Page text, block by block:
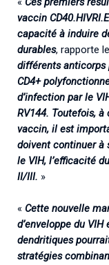
vaccin
capacité à induire
durables, rapporte
différents anticorps
CD4+
d’infection par le
RV144. Toutefois,
vaccin, il est
doivent continuer à
le VIH, l’efficacité
II/III. »
« Cette nouvelle
d’enveloppe du
dendritiques
stratégies